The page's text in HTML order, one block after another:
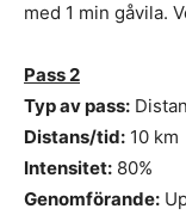
med 1 min gåvila.
Pass 2
Typ av pass:
Distans/tid: 10 km
Intensitet: 80%
Genomförande: